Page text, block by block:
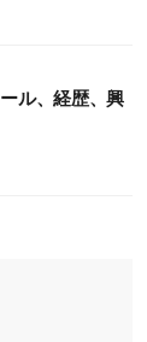
ル、経歴、興